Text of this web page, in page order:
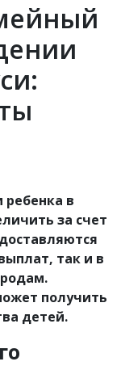
в
за счет
так и в
получить
детей.